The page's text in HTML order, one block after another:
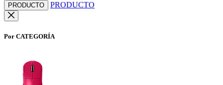
PRODUCTO PRODUCTO
Por CATEGORÍA